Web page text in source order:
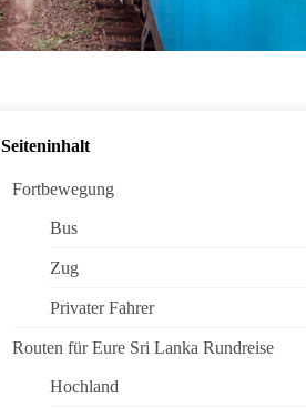
Seiteninhalt
Fortbewegung
Bus
Zug
Privater Fahrer
Routen für Eure Sri Lanka Rundreise
Hochland